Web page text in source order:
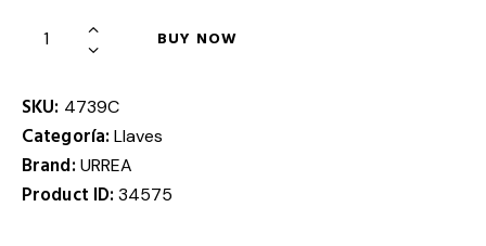
BUY NOW
SKU: 4739C
Categoría:Llaves
Brand: URREA
Product ID:34575